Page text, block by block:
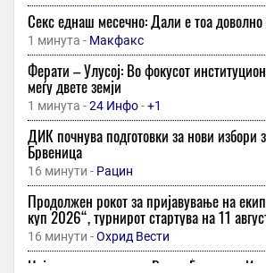
Секс еднаш месечно: Дали е тоа доволно
1 минута - Макфакс
Ферати – Улусој: Во фокусот
меѓу двете земји
1 минута -24 Инфо-+1
ДИК почнува подготовки за нови избори
Брвеница
16 минути - Рацин
Продолжен рокот за пријавување на
куп 2026“, турнирот стартува на 11
16 минути -Охрид Вести
Најголема поддршка: Весна Ѓиновска-